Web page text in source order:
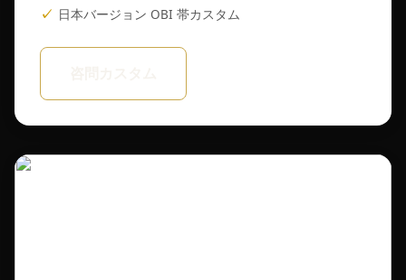
日本バージョン OBI 帯カスタム